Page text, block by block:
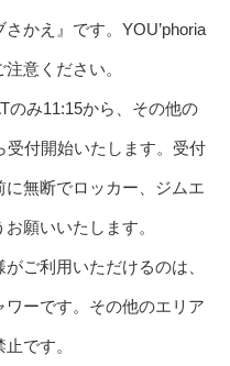
かえ』です。YOU’phoria
意ください。
み11:15から、その他の
受付開始いたします。受付
無断でロッカー、ジムエ
願いいたします。
ご利用いただけるのは、
ーです。その他のエリア
です。